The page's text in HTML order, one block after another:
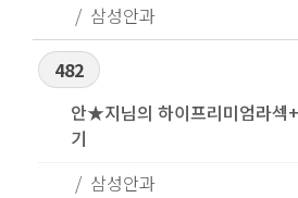
삼성안과
482
안★지님의 하이프리미엄라섹
기
삼성안과